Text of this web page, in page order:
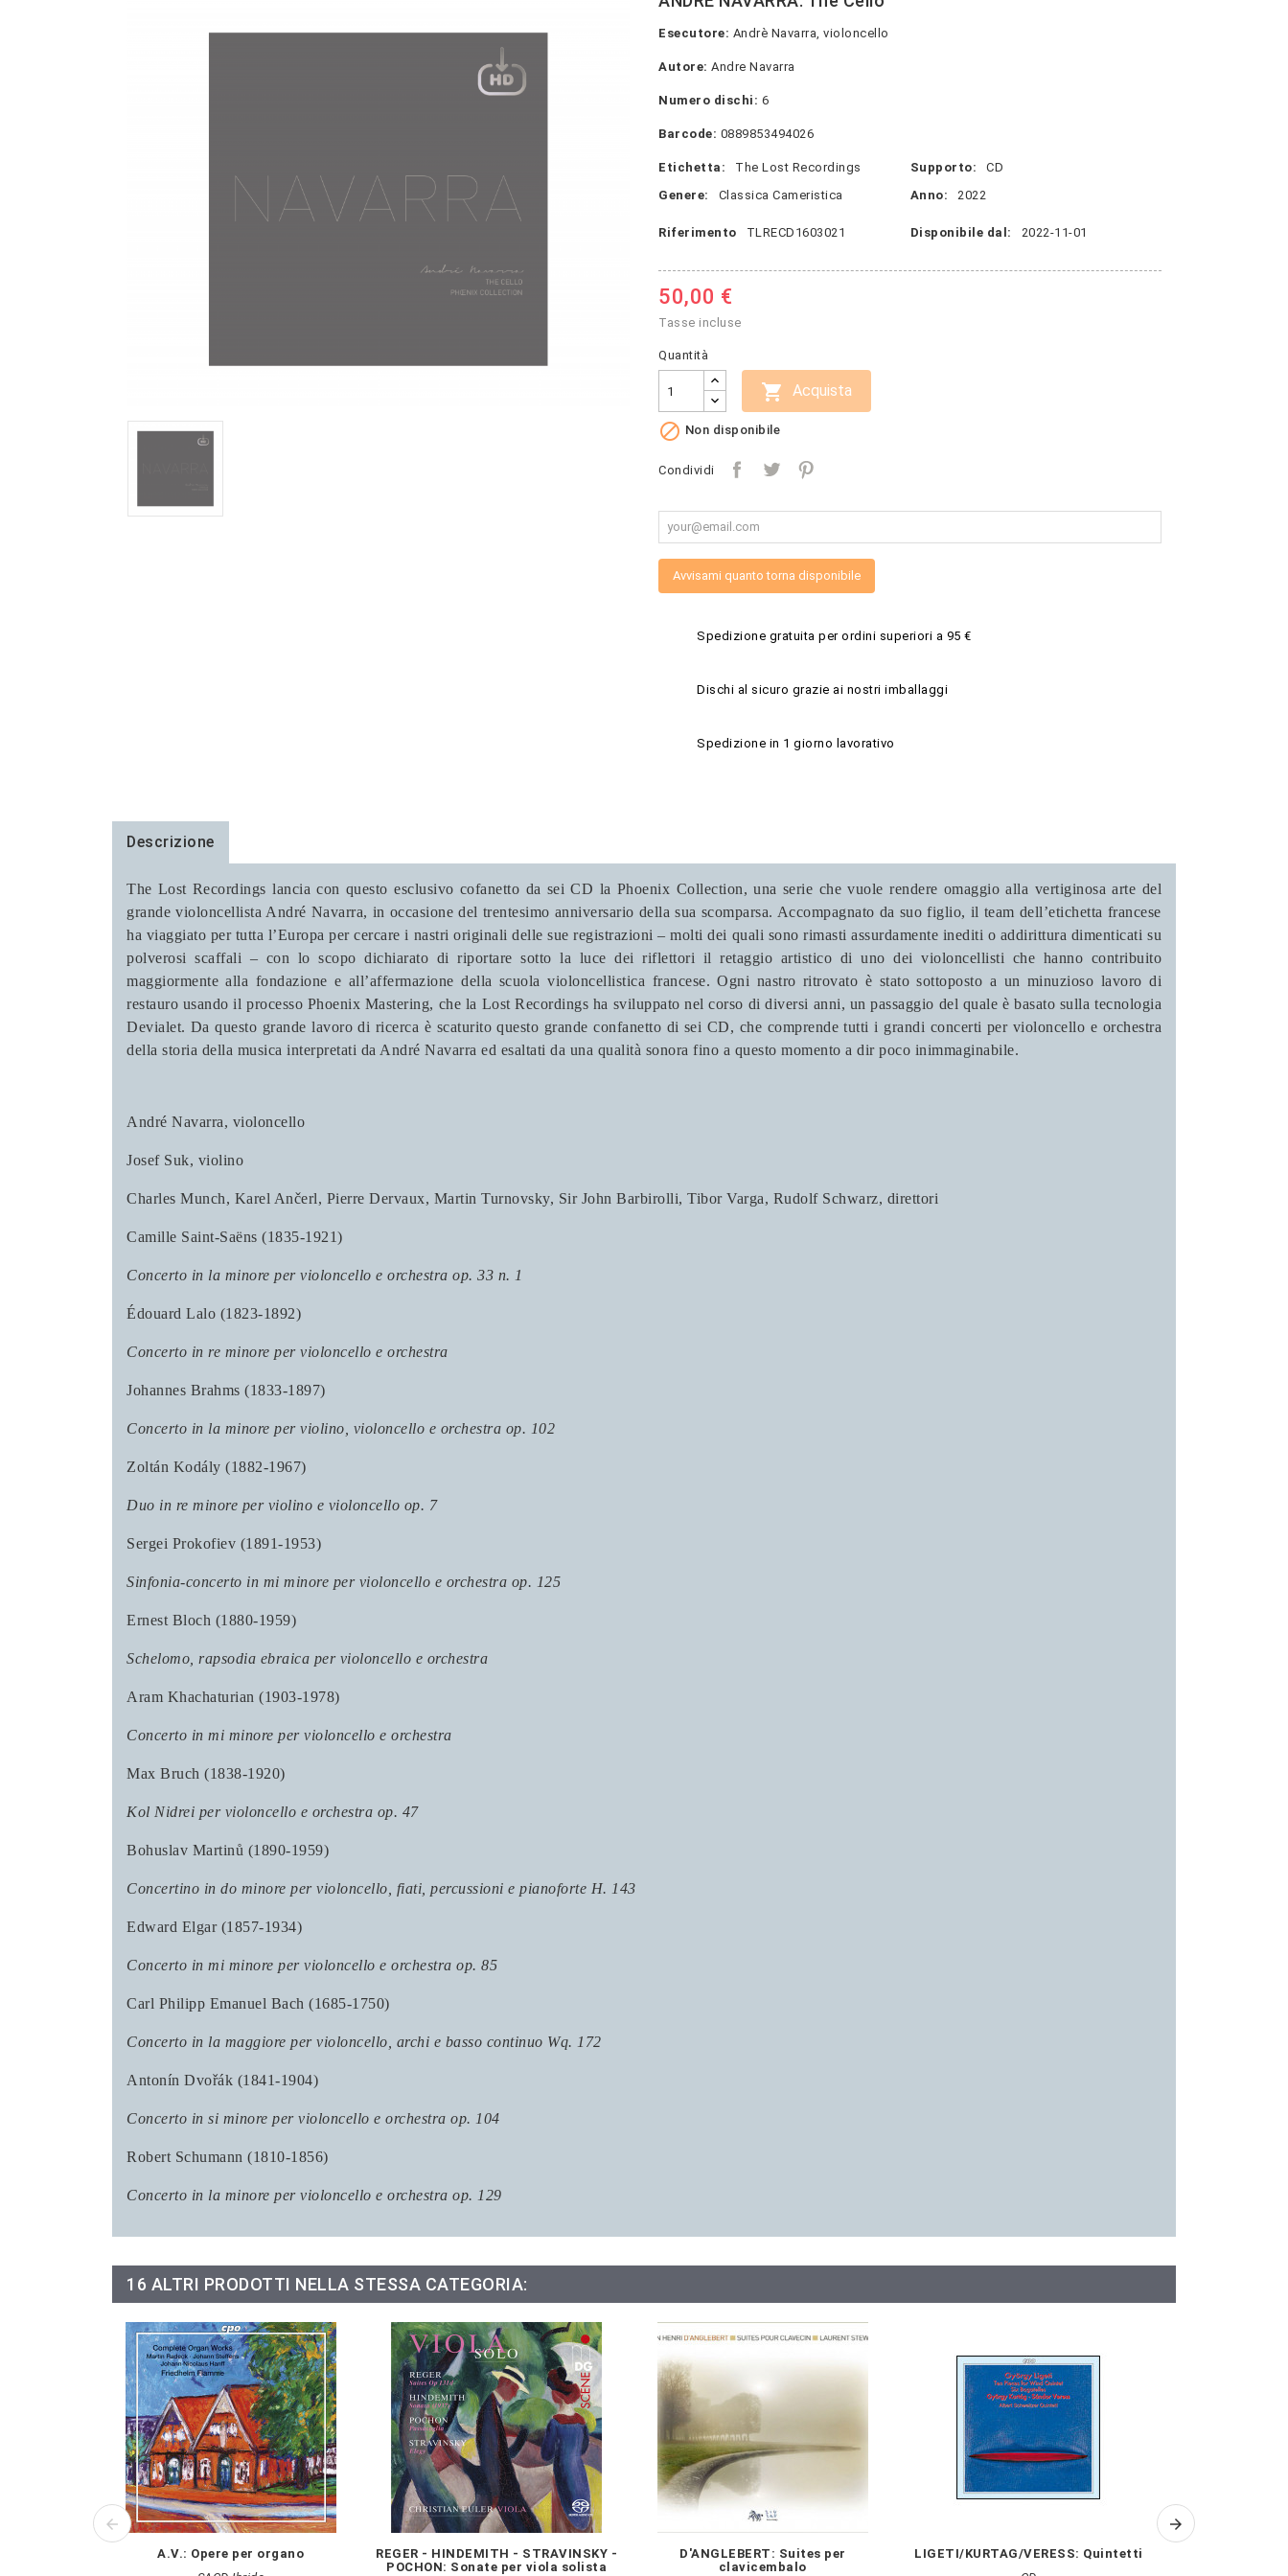
Esecutore: Andrè Navarra, violoncello
Autore: Andre Navarra
Numero dischi: 6
Barcode: 0889853494026
Etichetta: The Lost Recordings Supporto:
CD
Genere:
Classica Cameristica Anno: 2022
Riferimento TLRECD1603021 Disponibile dal: 2022-11-01
50,00 €
Tasse incluse
Quantità
 Acquista
 Non disponibile
Condividi
Avvisami quanto torna disponibile
Spedizione gratuita per ordini superiori a 95 €
Dischi al sicuro grazie ai nostri imballaggi
Spedizione in 1 giorno lavorativo
Descrizione
The Lost Recordings lancia con questo esclusivo cofanetto da sei CD la Phoenix Collection, una serie che vuole rendere omaggio alla vertiginosa arte del
grande violoncellista André Navarra, in occasione del trentesimo anniversario della sua scomparsa. Accompagnato da suo figlio, il team dell’etichetta francese
ha viaggiato per tutta l’Europa per cercare i nastri originali delle sue registrazioni – molti dei quali sono rimasti assurdamente inediti o addirittura dimenticati su
polverosi scaffali – con lo scopo dichiarato di riportare sotto la luce dei riflettori il retaggio artistico di uno dei violoncellisti che hanno contribuito
maggiormente alla fondazione e all’affermazione della scuola violoncellistica francese. Ogni nastro ritrovato è stato sottoposto a un minuzioso lavoro di
restauro usando il processo Phoenix Mastering, che la Lost Recordings ha sviluppato nel corso di diversi anni, un passaggio del quale è basato sulla tecnologia
Devialet. Da questo grande lavoro di ricerca è scaturito questo grande confanetto di sei CD, che comprende tutti i grandi concerti per violoncello e orchestra
della storia della musica interpretati da André Navarra ed esaltati da una qualità sonora fino a questo momento a dir poco inimmaginabile.
André Navarra, violoncello
Josef Suk, violino
Charles Munch, Karel Ančerl, Pierre Dervaux, Martin Turnovsky, Sir John Barbirolli, Tibor Varga, Rudolf Schwarz, direttori
Camille Saint-Saëns (1835-1921)
Concerto in la minore per violoncello e orchestra op. 33 n. 1
Édouard Lalo (1823-1892)
Concerto in re minore per violoncello e orchestra
Johannes Brahms (1833-1897)
Concerto in la minore per violino, violoncello e orchestra op. 102
Zoltán Kodály (1882-1967)
Duo in re minore per violino e violoncello op. 7
Sergei Prokofiev (1891-1953)
Sinfonia-concerto in mi minore per violoncello e orchestra op. 125
Ernest Bloch (1880-1959)
Schelomo, rapsodia ebraica per violoncello e orchestra
Aram Khachaturian (1903-1978)
Concerto in mi minore per violoncello e orchestra
Max Bruch (1838-1920)
Kol Nidrei per violoncello e orchestra op. 47
Bohuslav Martinů (1890-1959)
Concertino in do minore per violoncello, fiati, percussioni e pianoforte H. 143
Edward Elgar (1857-1934)
Concerto in mi minore per violoncello e orchestra op. 85
Carl Philipp Emanuel Bach (1685-1750)
Concerto in la maggiore per violoncello, archi e basso continuo Wq. 172
Antonín Dvořák (1841-1904)
Concerto in si minore per violoncello e orchestra op. 104
Robert Schumann (1810-1856)
Concerto in la minore per violoncello e orchestra op. 129
16 ALTRI PRODOTTI NELLA STESSA CATEGORIA:
A.V.: Opere per organo
REGER - HINDEMITH - STRAVINSKY -
POCHON: Sonate per viola solista
D'ANGLEBERT: Suites per
clavicembalo
LIGETI/KURTAG/VERESS: Quintetti